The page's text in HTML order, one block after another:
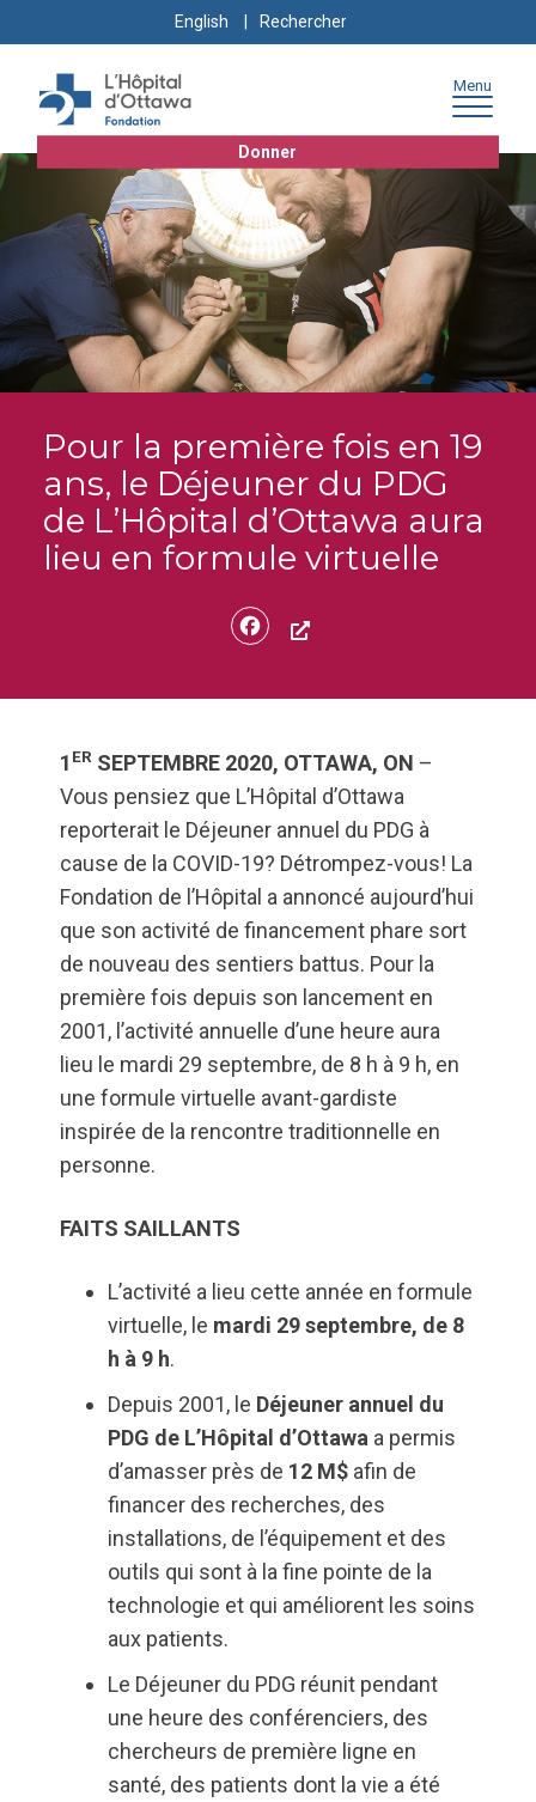
to
content
to
navigation
to
sitemap
English
Search
for:
Donner
Menu
Pour la première fois en 19
ans, le Déjeuner du PDG
de L’Hôpital d’Ottawa aura
lieu en formule virtuelle
Facebook
1 ER SEPTEMBRE 2020, OTTAWA, ON –
Vous pensiez que L’Hôpital d’Ottawa
reporterait le Déjeuner annuel du PDG à
cause de la COVID-19? Détrompez-vous! La
Fondation de l’Hôpital a annoncé aujourd’hui
que son activité de financement phare sort
de nouveau des sentiers battus. Pour la
première fois depuis son lancement en
2001, l’activité annuelle d’une heure aura
lieu le mardi 29 septembre, de 8 h à 9 h, en
une formule virtuelle avant-gardiste
inspirée de la rencontre traditionnelle en
personne.
FAITS SAILLANTS
L’activité a lieu cette année en formule
virtuelle, le mardi 29 septembre, de 8
h à 9 h.
Depuis 2001, le Déjeuner annuel du
PDG de L’Hôpital d’Ottawa a permis
d’amasser près de 12 M$ afin de
financer des recherches, des
installations, de l’équipement et des
outils qui sont à la fine pointe de la
technologie et qui améliorent les soins
aux patients.
Le Déjeuner du PDG réunit pendant
une heure des conférenciers, des
chercheurs de première ligne en
santé, des patients dont la vie a été